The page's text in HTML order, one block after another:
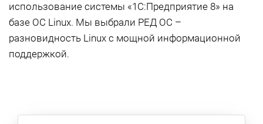
использование системы «1С:Предприятие 8» на
базе ОС Linux. Мы выбрали РЕД ОС –
разновидность Linux с мощной информационной
поддержкой.